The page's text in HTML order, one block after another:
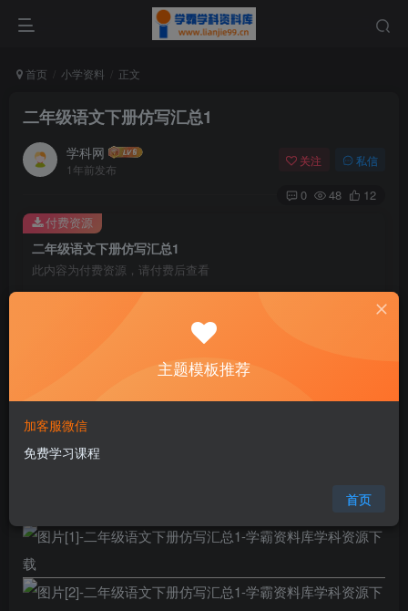
首页 小学资料 正文
二年级语文下册仿写汇总1
学科网
1年前发布
关注 私信
0 48 12
二年级语文下册仿写汇总1
此内容为付费资源，请付费后查看
9.9
暂时无法购买，请与站长联系
格式
页数
付费资源
主题模板推荐
加客服微信
免费学习课程
首页